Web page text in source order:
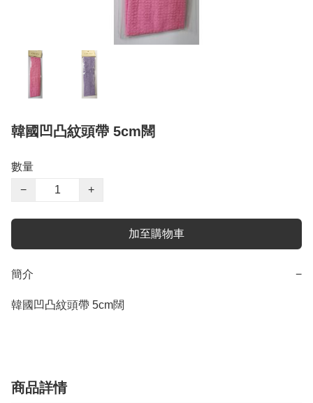
韓國凹凸紋頭帶 5cm闊
數量
−
+
加至購物車
簡介 −
韓國凹凸紋頭帶 5cm闊
商品詳情